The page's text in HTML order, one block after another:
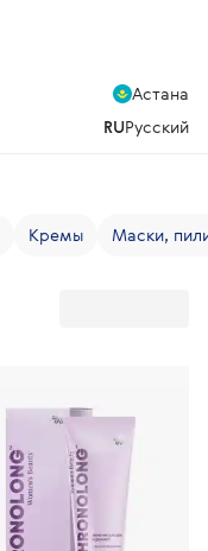
Астана
RUРусский
Кремы
Маски,